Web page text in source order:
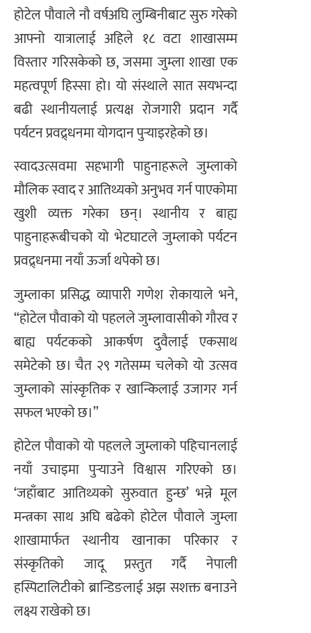
होटेल पौवाले नौ वर्षअघि लुम्बिनीबाट सुरु गरेको
आफ्नो यात्रालाई अहिले १८ वटा शाखासम्म
विस्तार गरिसकेको छ, जसमा जुम्ला शाखा एक
महत्वपूर्ण हिस्सा हो। यो संस्थाले सात सयभन्दा
बढी स्थानीयलाई प्रत्यक्ष रोजगारी प्रदान गर्दै
पर्यटन प्रवद्र्धनमा योगदान पुर्‍याइरहेको छ।
स्वादउत्सवमा सहभागी पाहुनाहरूले जुम्लाको
मौलिक स्वाद र आतिथ्यको अनुभव गर्न पाएकोमा
खुशी व्यक्त गरेका छन्। स्थानीय र बाह्य
पाहुनाहरूबीचको यो भेटघाटले जुम्लाको पर्यटन
प्रवद्र्धनमा नयाँ ऊर्जा थपेको छ।
जुम्लाका प्रसिद्ध व्यापारी गणेश रोकायाले भने,
“होटेल पौवाको यो पहलले जुम्लावासीको गौरव र
बाह्य पर्यटकको आकर्षण दुवैलाई एकसाथ
समेटेको छ। चैत २९ गतेसम्म चलेको यो उत्सव
जुम्लाको सांस्कृतिक र खान्किलाई उजागर गर्न
सफल भएको छ।”
होटेल पौवाको यो पहलले जुम्लाको पहिचानलाई
नयाँ उचाइमा पुर्‍याउने विश्वास गरिएको छ।
‘जहाँबाट आतिथ्यको सुरुवात हुन्छ’ भन्ने मूल
मन्त्रका साथ अघि बढेको होटेल पौवाले जुम्ला
शाखामार्फत स्थानीय खानाका परिकार र
संस्कृतिको जादू प्रस्तुत गर्दै नेपाली
हस्पिटालिटीको ब्रान्डिङलाई अझ सशक्त बनाउने
लक्ष्य राखेको छ।